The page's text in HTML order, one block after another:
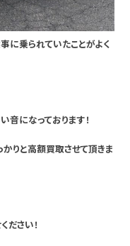
に乗られていたことがよく
音になっております！
りと高額買取させて頂きま
ださい！